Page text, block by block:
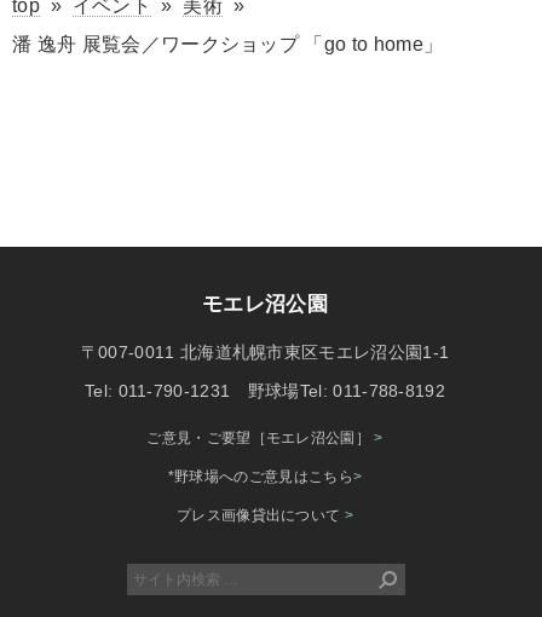
top» イベント » 美術 »
潘 逸舟 展覧会／ワークショップ 「go to home」
モエレ沼公園
〒007-0011 北海道札幌市東区モエレ沼公園1-1
Tel: 011-790-1231 野球場Tel: 011-788-8192
ご意見・ご要望［モエレ沼公園］>
*野球場へのご意見はこちら>
プレス画像貸出について >